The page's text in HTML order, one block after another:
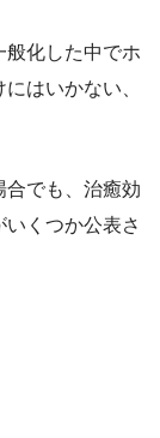
般化した中でホ
はいかない、
合でも、治癒効
くつか公表さ